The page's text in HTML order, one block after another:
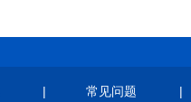
| 常见问题 |